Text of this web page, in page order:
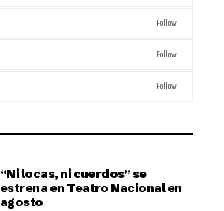
Follow
Follow
Follow
“Ni locas, ni cuerdos” se
estrena en Teatro Nacional en
agosto